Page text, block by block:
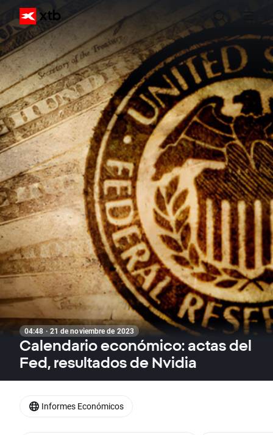
04:48 · 21 de noviembre de 2023
Calendario económico: actas del
Fed, resultados de Nvidia
Informes Económicos